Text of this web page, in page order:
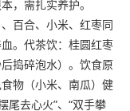
，需扎实养护。
百合、小米、红枣同
。代茶饮：桂圆红枣
捣碎泡水）。饮食原
物（小米、南瓜）健
尾去心火”、“双手攀